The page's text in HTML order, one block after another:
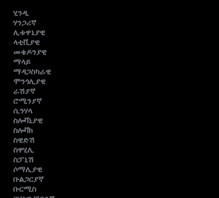
ሂንዲ
ሃንጋሪኛ
ሊቱዋኒያዊ
ላቲቪያዊ
መቄዶንያዊ
ማላይ
ማዳጋስካራዊ
ሞንጎሊያዊ
ራሽያኛ
ሮሚንያኛ
ሲንሃላ
ስሎቫኒያዊ
ስሎቫክ
ስዊድሽ
ስዋሂሊ
ስፓኒሽ
ሶማሊያዊ
ቡልጋርያኛ
ቡርሚስ